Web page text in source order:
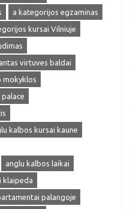
a kategorijos egzaminas
kursai Vilniuje
virtuves baldai
mokyklos
kalbos kursai kaune
anglu kalbos laikai
klaipeda
palangoje